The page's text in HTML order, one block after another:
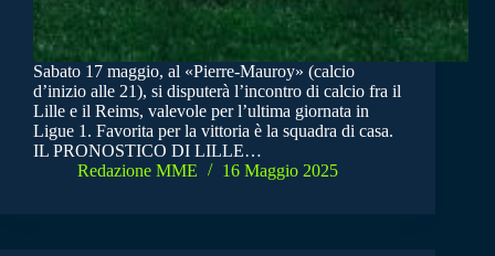
Sabato 17 maggio, al «Pierre-Mauroy» (calcio
d’inizio alle 21), si disputerà l’incontro di calcio fra il
Lille e il Reims, valevole per l’ultima giornata in
Ligue 1. Favorita per la vittoria è la squadra di casa.
IL PRONOSTICO DI LILLE…
Redazione MME
16 Maggio 2025